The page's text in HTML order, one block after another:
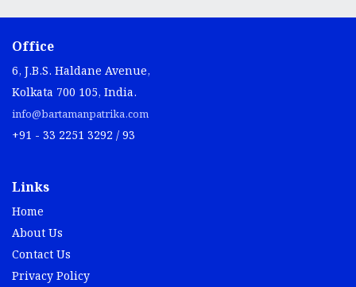
Office
6, J.B.S. Haldane Avenue,
Kolkata 700 105, India.
info@bartamanpatrika.com
+91 - 33 2251 3292 / 93
Links
Home
About Us
Contact Us
Privacy Policy